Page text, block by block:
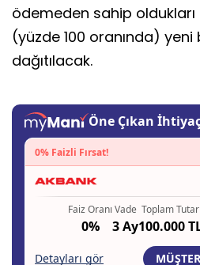
ödemeden sahip
(yüzde 100 oranında)
dağıtılacak.